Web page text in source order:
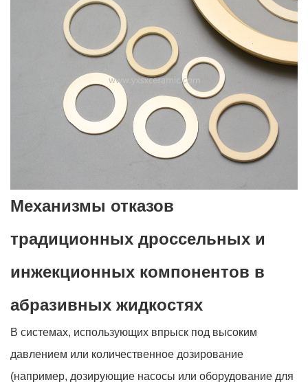
Механизмы отказов
традиционных дроссельных и
инжекционных компонентов в
абразивных жидкостях
В системах, использующих впрыск под высоким
давлением или количественное дозирование
(например, дозирующие насосы или оборудование для